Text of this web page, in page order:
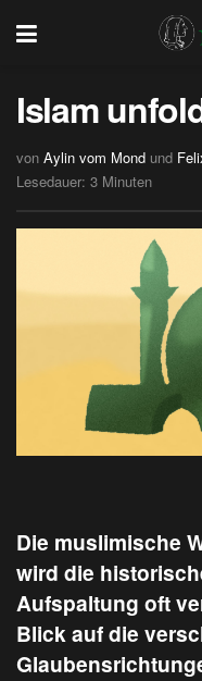
Islam
von Aylin vom Mond und
Lesedauer: 3 Minuten
Die muslimische
wird die
Aufspaltung oft
Blick auf die